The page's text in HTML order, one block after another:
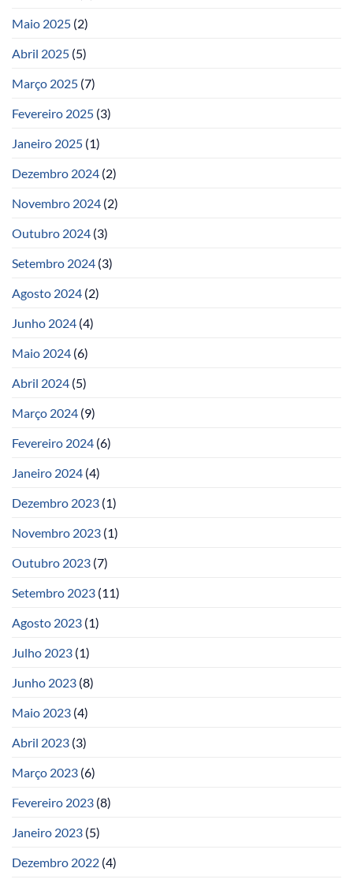
Maio 2025 (2)
Abril 2025 (5)
Março 2025 (7)
Fevereiro 2025 (3)
Janeiro 2025 (1)
Dezembro 2024 (2)
Novembro 2024 (2)
Outubro 2024 (3)
Setembro 2024 (3)
Agosto 2024 (2)
Junho 2024 (4)
Maio 2024 (6)
Abril 2024 (5)
Março 2024 (9)
Fevereiro 2024 (6)
Janeiro 2024 (4)
Dezembro 2023 (1)
Novembro 2023 (1)
Outubro 2023 (7)
Setembro 2023 (11)
Agosto 2023 (1)
Julho 2023 (1)
Junho 2023 (8)
Maio 2023 (4)
Abril 2023 (3)
Março 2023 (6)
Fevereiro 2023 (8)
Janeiro 2023 (5)
Dezembro 2022 (4)